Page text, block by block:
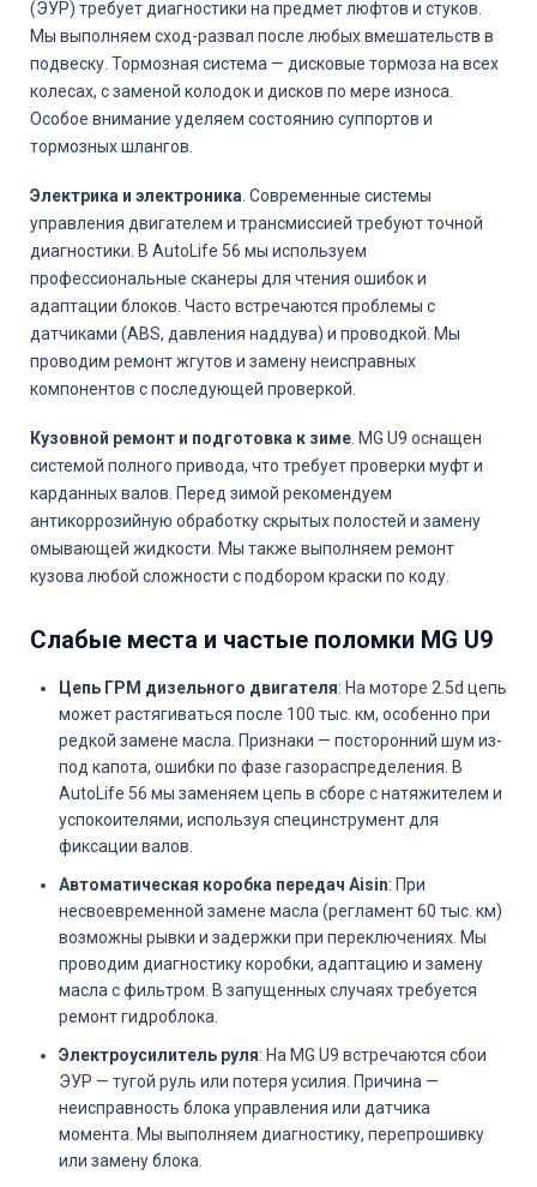
(ЭУР) требует диагностики на предмет люфтов и стуков.
Мы выполняем сход-развал после любых вмешательств в
подвеску. Тормозная система — дисковые тормоза на всех
колесах, с заменой колодок и дисков по мере износа.
Особое внимание уделяем состоянию суппортов и
тормозных шлангов.
Электрика и электроника . Современные системы
управления двигателем и трансмиссией требуют точной
диагностики. В AutoLife 56 мы используем
профессиональные сканеры для чтения ошибок и
адаптации блоков. Часто встречаются проблемы с
датчиками (ABS, давления наддува) и проводкой. Мы
проводим ремонт жгутов и замену неисправных
компонентов с последующей проверкой.
Кузовной ремонт и подготовка к зиме . MG U9 оснащен
системой полного привода, что требует проверки муфт и
карданных валов. Перед зимой рекомендуем
антикоррозийную обработку скрытых полостей и замену
омывающей жидкости. Мы также выполняем ремонт
кузова любой сложности с подбором краски по коду.
Слабые места и частые поломки MG U9
Цепь ГРМ дизельного двигателя: На моторе 2.5d цепь
может растягиваться после 100 тыс. км, особенно при
редкой замене масла. Признаки — посторонний шум из-
под капота, ошибки по фазе газораспределения. В
AutoLife 56 мы заменяем цепь в сборе с натяжителем и
успокоителями, используя специнструмент для
фиксации валов.
Автоматическая коробка передач Aisin: При
несвоевременной замене масла (регламент 60 тыс. км)
возможны рывки и задержки при переключениях. Мы
проводим диагностику коробки, адаптацию и замену
масла с фильтром. В запущенных случаях требуется
ремонт гидроблока.
Электроусилитель руля: На MG U9 встречаются сбои
ЭУР — тугой руль или потеря усилия. Причина —
неисправность блока управления или датчика
момента. Мы выполняем диагностику, перепрошивку
или замену блока.